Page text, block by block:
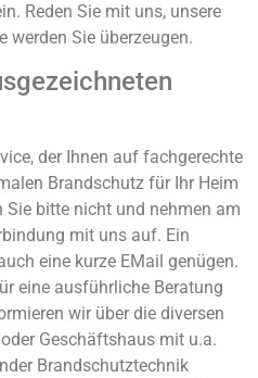
Reden Sie mit uns, unsere
werden Sie überzeugen.
der Ihnen auf fachgerechte
Brandschutz für Ihr Heim
bitte nicht und nehmen am
mit uns auf. Ein
eine kurze EMail genügen.
eine ausführliche Beratung
wir über die diversen
Geschäftshaus mit u.a.
Brandschutztechnik